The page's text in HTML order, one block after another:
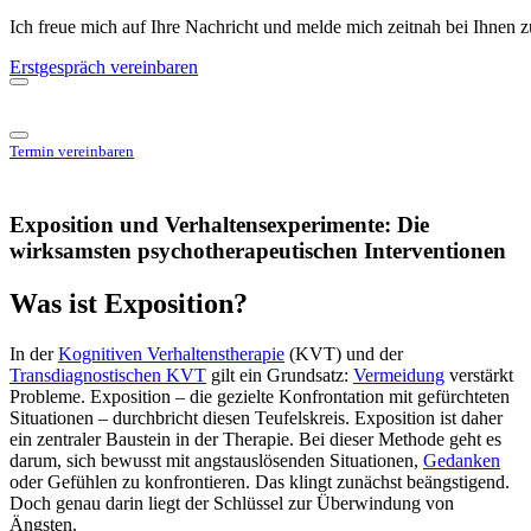
Ich freue mich auf Ihre Nachricht und melde mich zeitnah bei Ihnen
Erstgespräch vereinbaren
Termin vereinbaren
Exposition und Verhaltensexperimente: Die
wirksamsten psychotherapeutischen Interventionen
Was ist Exposition?
In derKognitiven Verhaltenstherapie (KVT) und der
Transdiagnostischen KVT gilt ein Grundsatz: Vermeidung verstärkt
Probleme. Exposition – die gezielte Konfrontation mit gefürchteten
Situationen – durchbricht diesen Teufelskreis. Exposition ist daher
ein zentraler Baustein in der Therapie. Bei dieser Methode geht es
darum, sich bewusst mit angstauslösenden Situationen, Gedanken
oder Gefühlen zu konfrontieren. Das klingt zunächst beängstigend.
Doch genau darin liegt der Schlüssel zur Überwindung von
Ängsten.